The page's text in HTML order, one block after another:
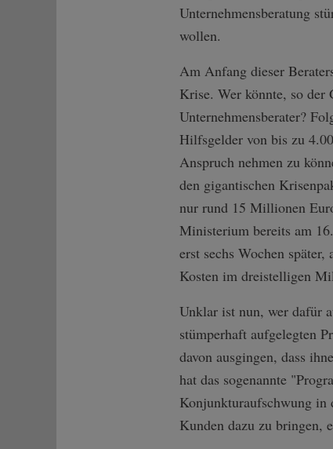
Unternehmensberatung
wollen.
Am Anfang dieser
Krise. Wer könnte, so der
Unternehmensberater?
Hilfsgelder von bis zu
Anspruch nehmen zu
den gigantischen
nur rund 15 Millionen
Ministerium bereits am
erst sechs Wochen
Kosten im dreistelligen
Unklar ist nun, wer dafür
stümperhaft aufgelegten
davon ausgingen, dass
hat das sogenannte
Konjunkturaufschwung in
Kunden dazu zu bringen,